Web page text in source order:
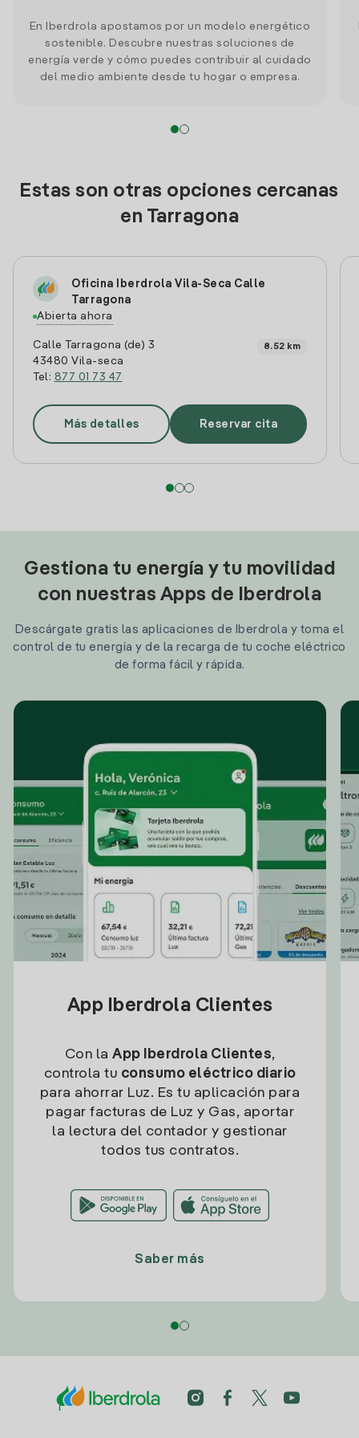
En Iberdrola apostamos por un modelo energético
sostenible. Descubre nuestras soluciones de
energía verde y cómo puedes contribuir al cuidado
del medio ambiente desde tu hogar o empresa.
Estas son otras opciones cercanas
en Tarragona
Oficina Iberdrola Vila-Seca Calle
Tarragona
Abierta ahora
Calle Tarragona (de) 3
43480 Vila-seca
Tel: 877 01 73 47
8.52 km
Más detalles Reservar cita
Gestiona tu energía y tu movilidad
con nuestras Apps de Iberdrola
Descárgate gratis las aplicaciones de Iberdrola y toma el
control de tu energía y de la recarga de tu coche eléctrico
de forma fácil y rápida.
App Iberdrola Clientes
Con la App Iberdrola Clientes,
controla tu consumo eléctrico diario
para ahorrar Luz. Es tu aplicación para
pagar facturas de Luz y Gas, aportar
la lectura del contador y gestionar
todos tus contratos.
Saber más